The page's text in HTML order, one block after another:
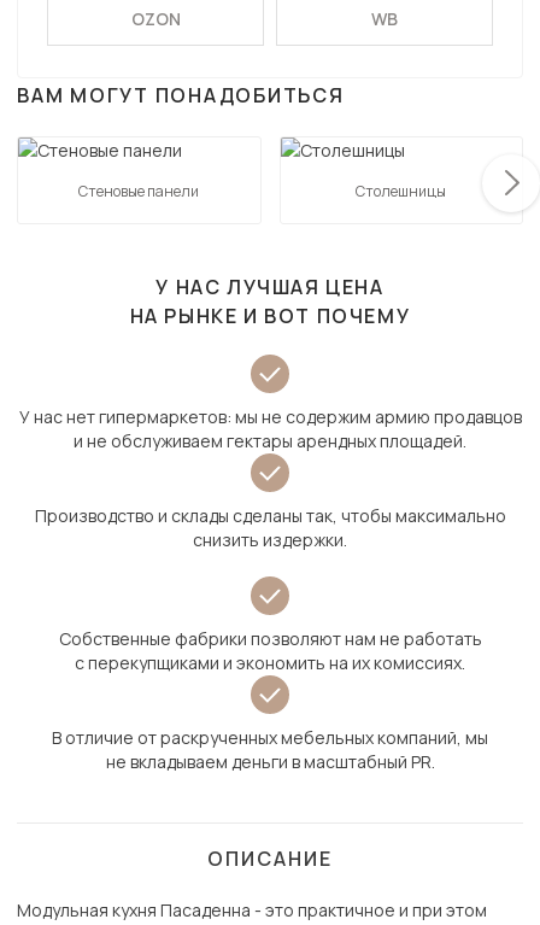
OZON
WB
ВАМ МОГУТ ПОНАДОБИТЬСЯ
Стеновые панели Столешницы
У НАС ЛУЧШАЯ ЦЕНА
НА РЫНКЕ И ВОТ ПОЧЕМУ
У нас нет гипермаркетов: мы не содержим армию продавцов
и не обслуживаем гектары арендных площадей.
Производство и склады сделаны так, чтобы максимально
снизить издержки.
Собственные фабрики позволяют нам не работать
с перекупщиками и экономить на их комиссиях.
В отличие от раскрученных мебельных компаний, мы
не вкладываем деньги в масштабный PR.
ОПИСАНИЕ
Модульная кухня Пасаденна - это практичное и при этом